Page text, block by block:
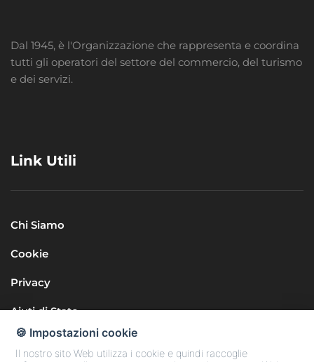
Dal 1945, è l'Organizzazione che rappresenta e coordina
tutti gli operatori del settore del commercio, del turismo
e dei servizi.
Link Utili
Chi Siamo
Cookie
Privacy
Aiuti di Stato
🍪 Impostazioni cookie
Il nostro sito Web utilizza i cookie e quindi raccoglie